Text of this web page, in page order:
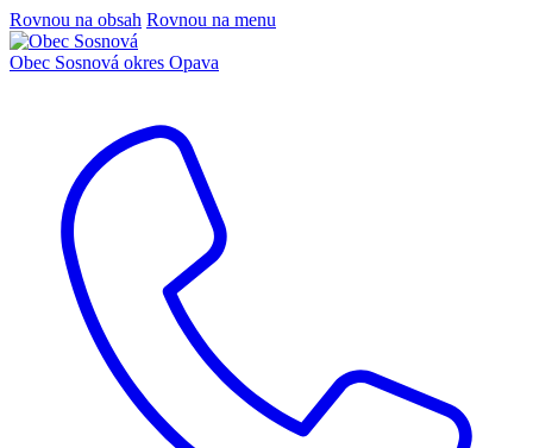
Rovnou na obsah Rovnou na menu
Obec Sosnová okres Opava